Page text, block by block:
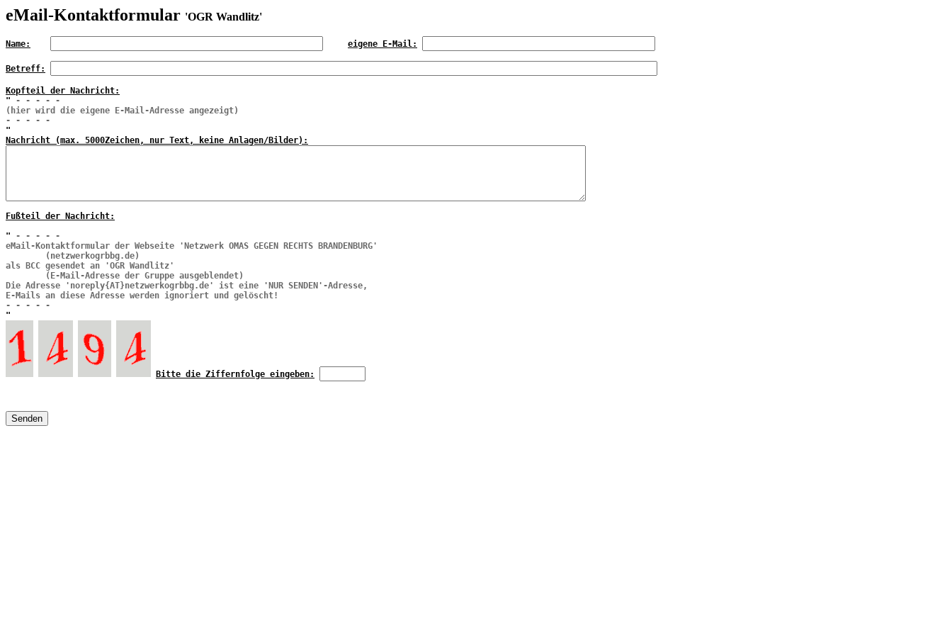
eMail-Kontaktformular 'OGR Wandlitz'
Name: eigene E-Mail:
Betreff:
Kopfteil der Nachricht:
" - - - - -
(hier wird die eigene E-Mail-Adresse angezeigt)
- - - - -
"
Nachricht (max. 5000Zeichen, nur Text, keine Anlagen/Bilder):
Fußteil der Nachricht:
" - - - - -
eMail-Kontaktformular der Webseite 'Netzwerk OMAS GEGEN RECHTS BRANDENBURG'
(netzwerkogrbbg.de)
als BCC gesendet an 'OGR Wandlitz'
(E-Mail-Adresse der Gruppe ausgeblendet)
Die Adresse 'noreply{AT}netzwerkogrbbg.de' ist eine 'NUR SENDEN'-Adresse,
E-Mails an diese Adresse werden ignoriert und gelöscht!
- - - - -
"
Bitte die Ziffernfolge eingeben:
Senden